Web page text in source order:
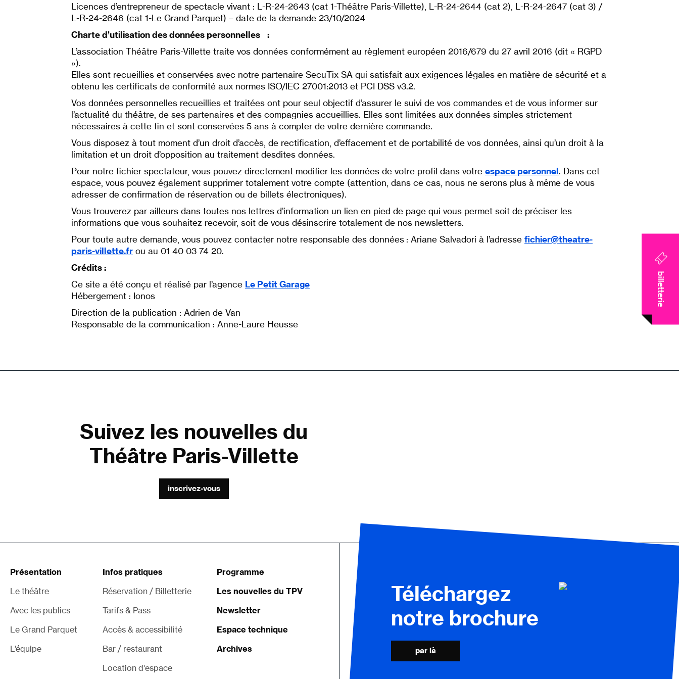
billetterie
Licences d’entrepreneur de spectacle vivant : L-R-24-2643 (cat 1-Théâtre Paris-Villette), L-R-24-2644 (cat 2), L-R-24-2647 (cat 3) /
L-R-24-2646 (cat 1-Le Grand Parquet) – date de la demande 23/10/2024
Charte d’utilisation des données personnelles :
L’association Théâtre Paris-Villette traite vos données conformément au règlement européen 2016/679 du 27 avril 2016 (dit « RGPD
»).
Elles sont recueillies et conservées avec notre partenaire SecuTix SA qui satisfait aux exigences légales en matière de sécurité et a
obtenu les certificats de conformité aux normes ISO/IEC 27001:2013 et PCI DSS v3.2.
Vos données personnelles recueillies et traitées ont pour seul objectif d’assurer le suivi de vos commandes et de vous informer sur
l’actualité du théâtre, de ses partenaires et des compagnies accueillies. Elles sont limitées aux données simples strictement
nécessaires à cette fin et sont conservées 5 ans à compter de votre dernière commande.
Vous disposez à tout moment d’un droit d’accès, de rectification, d’effacement et de portabilité de vos données, ainsi qu’un droit à la
limitation et un droit d’opposition au traitement desdites données.
Pour notre fichier spectateur, vous pouvez directement modifier les données de votre profil dans votre espace personnel. Dans cet
espace, vous pouvez également supprimer totalement votre compte (attention, dans ce cas, nous ne serons plus à même de vous
adresser de confirmation de réservation ou de billets électroniques).
Vous trouverez par ailleurs dans toutes nos lettres d’information un lien en pied de page qui vous permet soit de préciser les
informations que vous souhaitez recevoir, soit de vous désinscrire totalement de nos newsletters.
Pour toute autre demande, vous pouvez contacter notre responsable des données : Ariane Salvadori à l’adresse fichier@theatre-
paris-villette.fr ou au 01 40 03 74 20.
Crédits :
Ce site a été conçu et réalisé par l’agence Le Petit Garage
Hébergement : Ionos
Direction de la publication : Adrien de Van
Responsable de la communication : Anne-Laure Heusse
Suivez les nouvelles du
Théâtre Paris-Villette
inscrivez-vous
Présentation
Le théâtre
Avec les publics
Le Grand Parquet
L’équipe
Infos pratiques
Réservation / Billetterie
Tarifs & Pass
Accès & accessibilité
Bar / restaurant
Location d'espace
Programme
Les nouvelles du TPV
Newsletter
Espace technique
Archives
Téléchargez
notre brochure
par là